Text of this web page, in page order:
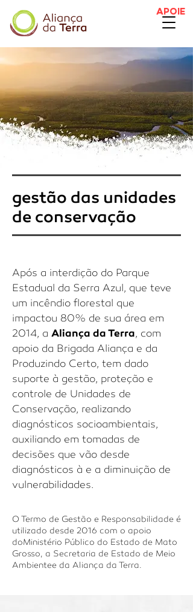
APOIE
gestão das unidades
de conservação
Após a interdição do Parque
Estadual da Serra Azul, que teve
um incêndio florestal que
impactou 80% de sua área em
2014, a Aliança da Terra, com
apoio da Brigada Aliança e da
Produzindo Certo, tem dado
suporte à gestão, proteção e
controle de Unidades de
Conservação, realizando
diagnósticos socioambientais,
auxiliando em tomadas de
decisões que vão desde
diagnósticos à e a diminuição de
vulnerabilidades.
O Termo de Gestão e Responsabilidade é
utilizado desde 2016 com o apoio
doMinistério Público do Estado de Mato
Grosso, a Secretaria de Estado de Meio
Ambientee da Aliança da Terra.